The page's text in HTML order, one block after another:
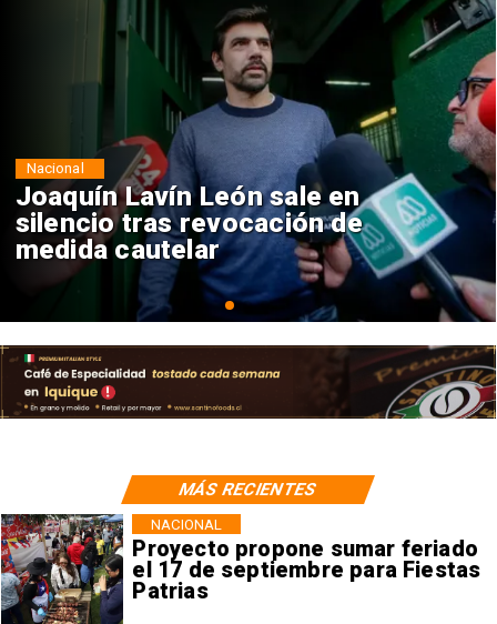
Chile y Venezuela formalizan
reinicio de relaciones
consulares
Nacional
Proyecto propone sumar feriado
el 17 de septiembre para Fiestas
Patrias
NACIONAL
MÁS RECIENTES